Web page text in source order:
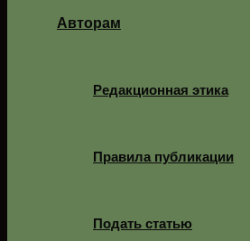
Авторам
Редакционная этика
Правила публикации
Подать статью